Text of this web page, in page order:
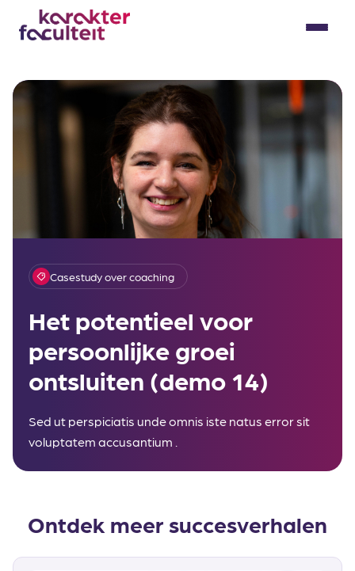
Menu
Casestudy over coaching
Het potentieel voor
persoonlijke groei
ontsluiten (demo 14)
Sed ut perspiciatis unde omnis iste natus error sit
voluptatem accusantium .
Ontdek meer succesverhalen